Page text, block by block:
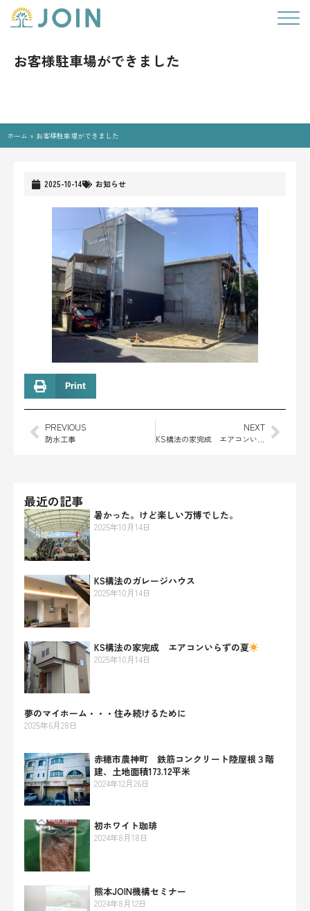
お客様駐車場ができました
ホーム » お客様駐車場ができました
2025-10-14 お知らせ
Print
PREVIOUS
防水工事
NEXT
最近の記事
暑かった。けど楽しい万博でした。
2025年10月14日
KS構法のガレージハウス
2025年10月14日
KS構法の家完成 エアコンいらずの夏
2025年10月14日
夢のマイホーム・・・住み続けるために
2025年6月28日
赤穂市農神町 鉄筋コンクリート陸屋根３階
建、土地面積173.12平米
2024年12月26日
初ホワイト珈琲
2024年8月18日
熊本JOIN機構セミナー
2024年8月12日